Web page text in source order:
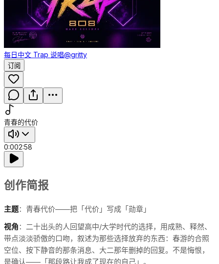
每日中文 Trap 说唱@gritty
订阅
青春的代价
0:002:58
创作简报
主题：青春代价——把「代价」写成「勋章」
视角：二十出头的人回望高中/大学时代的选择，用成熟、释然、
带点淡淡骄傲的口吻，叙述为那些选择放弃的东西：春游的合照
空位、按下静音的那条消息、大二那年删掉的回复。不是悔恨，
是确认——「那段路让我成了现在的自己」。